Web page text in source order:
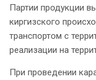
Партии продукции
киргизского
транспортом с
реализации на
При проведении